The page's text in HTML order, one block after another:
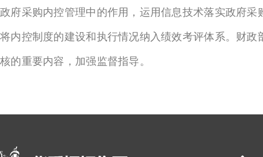
政府采购内控管理中的作用，运用信息技术落实政府
将内控制度的建设和执行情况纳入绩效考评体系。财
核的重要内容，加强监督指导。